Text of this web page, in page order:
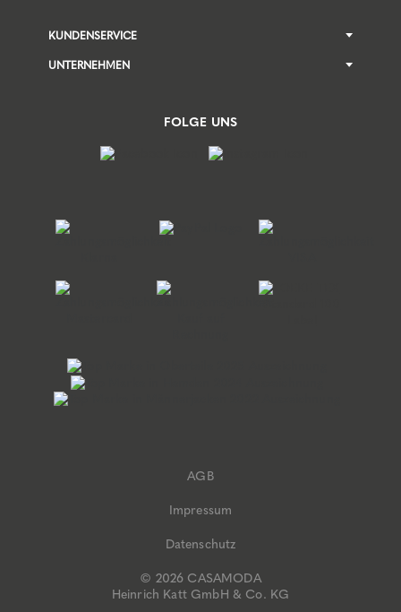
KUNDENSERVICE
UNTERNEHMEN
FOLGE UNS
© 2026 CASAMODA
Heinrich Katt GmbH & Co. KG
AGB
Impressum
Datenschutz